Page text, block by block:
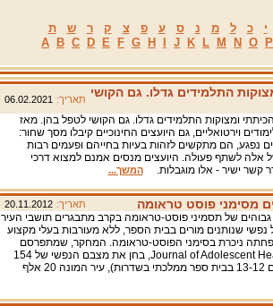
י כ ל מ נ ס ע פ צ ק ר ש
ת
A
B C D E F G H J K L M N O P
התלמידים גדלו. גם הקושי תאריך: 06.02.2021
ומצוקות התלמידים גדלו. גם הקושי לטפל בהן. מאז
וירטואליים, גם היועצים החינוכיים קיבלו מסך שחור:
הם מתקשים לזהות בעיות בחייהם ופעמים רבות
אלה לשתף פעולה. היועצים מנסים אמנם למצוא דרכי
קשר ישיר - אלו מוגבלות.המשך...
מסימני פוסט טראומה תאריך: 20.11.2012
של תסמיני פוסט-טראומה בקרב מתבגרים תושבי העיר
שנותנים מורים בבית הספר, ללא מעורבות בעלי מקצוע
ניכרת בסימני הפוסט-טראומה. המחקר, שמתפרסם
החודש של כתב העת Journal of Adolescent Health, בחן את מצבם הנפשי של 154
תלמידי כיתות ז' וח' (הגילים 13-12 בבית ספר ממלכתי בשדרות), עיר המונה 20 אלף